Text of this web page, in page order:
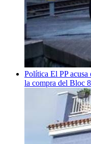
Política El PP
la compra del Bloc